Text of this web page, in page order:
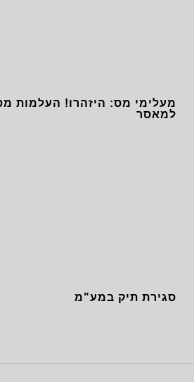
מעלימי מס: היזהרו! העלמות
למאסר
סגירת תיק במע"מ